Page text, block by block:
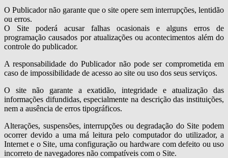
O Publicador não garante que o site opere sem interrupções, lentidão
ou erros.
O Site poderá acusar falhas ocasionais e alguns erros de
programação causados por atualizações ou acontecimentos além do
controle do publicador.
A responsabilidade do Publicador não pode ser comprometida em
caso de impossibilidade de acesso ao site ou uso dos seus serviços.
O site não garante a exatidão, integridade e atualização das
informações difundidas, especialmente na descrição das instituições,
nem a ausência de erros tipográficos.
Alterações, suspensões, interrupções ou degradação do Site podem
ocorrer devido a uma má leitura pelo computador do utilizador, a
Internet e o Site, uma configuração ou hardware com defeito ou uso
incorreto de navegadores não compatíveis com o Site.